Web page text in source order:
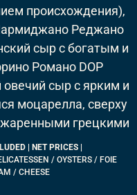
происхождения),
Реджано
сыр с богатым и
Романо DOP
сыр с ярким и
моцарелла, сверху
грецкими
классика
| NET PRICES |
/ OYSTERS / FOIE
/ CHEESE